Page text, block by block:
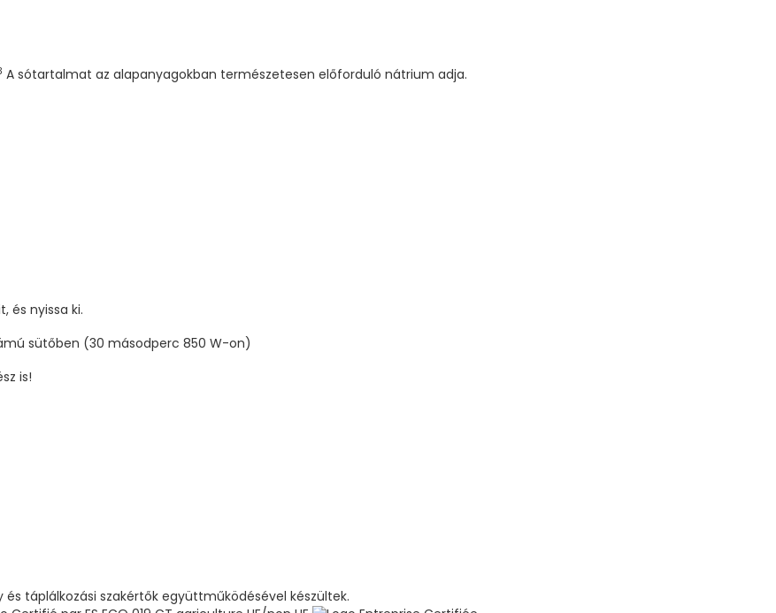
A sótartalmat az alapanyagokban természetesen előforduló nátrium adja.
és nyissa ki.
sütőben (30 másodperc 850 W-on)
is!
táplálkozási szakértők együttműködésével készültek.